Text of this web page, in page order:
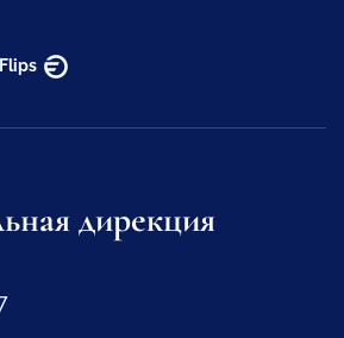
Flips
дирекция